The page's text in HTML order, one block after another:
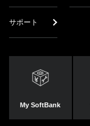
サポート
My SoftBank